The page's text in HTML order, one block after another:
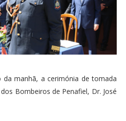
manhã, a cerimónia de tomada
Bombeiros de Penafiel, Dr. José